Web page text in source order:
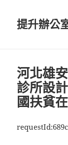
提升辦公
河北雄
診所設
國扶貧